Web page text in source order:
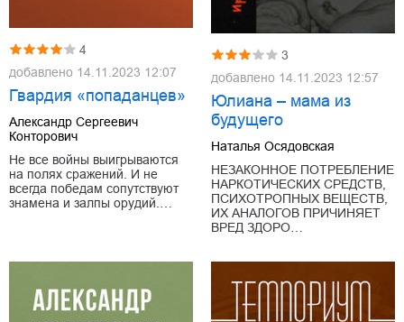
4
добавлено 14.11.2023 12:07
Гвардия «попаданцев»
Александр Сергеевич
Конторович
Не все войны выигрываются
на полях сражений. И не
всегда победам сопутствуют
знамена и залпы орудий.…
3
добавлено 14.11.2023 12:57
Юлиана – мама из
будущего
Наталья Осядовская
НЕЗАКОННОЕ ПОТРЕБЛЕНИЕ
НАРКОТИЧЕСКИХ СРЕДСТВ,
ПСИХОТРОПНЫХ ВЕЩЕСТВ,
ИХ АНАЛОГОВ ПРИЧИНЯЕТ
ВРЕД ЗДОРО…